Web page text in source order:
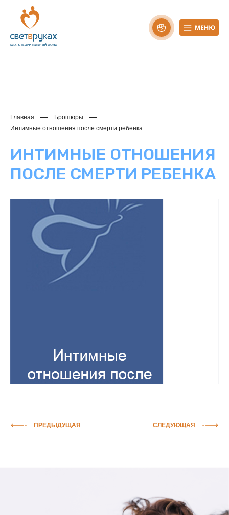
Главная
Брошюры
Интимные отношения после смерти ребенка
ИНТИМНЫЕ ОТНОШЕНИЯ
ПОСЛЕ СМЕРТИ РЕБЕНКА
ПРЕДЫДУЩАЯ СЛЕДУЮЩАЯ